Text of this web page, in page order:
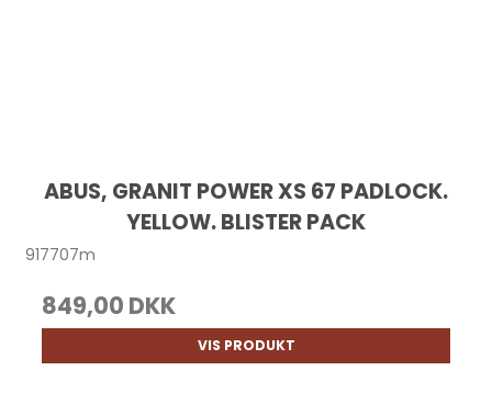
ABUS, GRANIT POWER XS 67 PADLOCK.
YELLOW. BLISTER PACK
917707m
849,00 DKK
VIS PRODUKT